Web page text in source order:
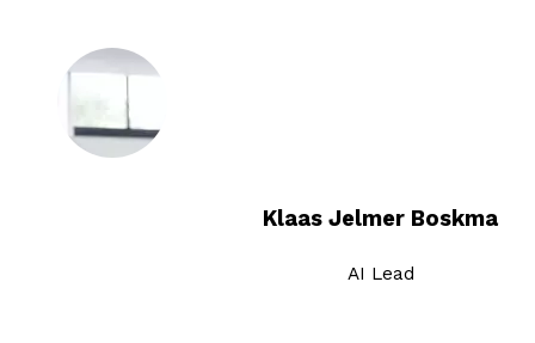
Klaas Jelmer Boskma
AI Lead